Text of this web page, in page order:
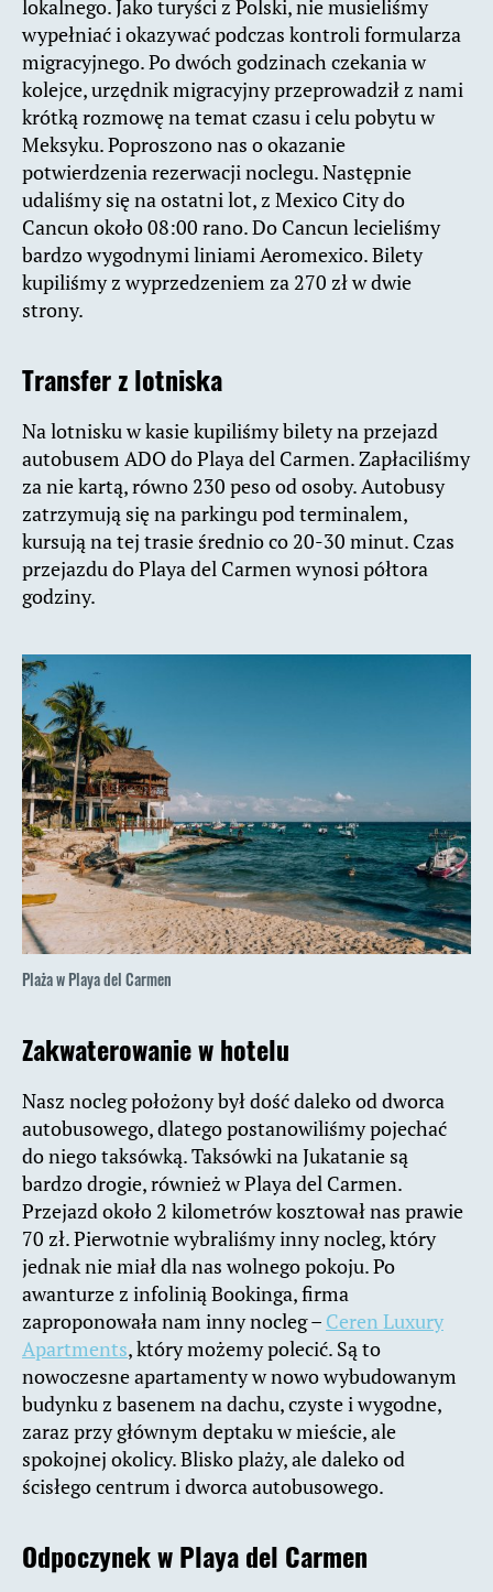
lokalnego. Jako turyści z Polski, nie musieliśmy
wypełniać i okazywać podczas kontroli formularza
migracyjnego. Po dwóch godzinach czekania w
kolejce, urzędnik migracyjny przeprowadził z nami
krótką rozmowę na temat czasu i celu pobytu w
Meksyku. Poproszono nas o okazanie
potwierdzenia rezerwacji noclegu. Następnie
udaliśmy się na ostatni lot, z Mexico City do
Cancun około 08:00 rano. Do Cancun lecieliśmy
bardzo wygodnymi liniami Aeromexico. Bilety
kupiliśmy z wyprzedzeniem za 270 zł w dwie
strony.
Transfer z lotniska
Na lotnisku w kasie kupiliśmy bilety na przejazd
autobusem ADO do Playa del Carmen. Zapłaciliśmy
za nie kartą, równo 230 peso od osoby. Autobusy
zatrzymują się na parkingu pod terminalem,
kursują na tej trasie średnio co 20-30 minut. Czas
przejazdu do Playa del Carmen wynosi półtora
godziny.
Plaża w Playa del Carmen
Zakwaterowanie w hotelu
Nasz nocleg położony był dość daleko od dworca
autobusowego, dlatego postanowiliśmy pojechać
do niego taksówką. Taksówki na Jukatanie są
bardzo drogie, również w Playa del Carmen.
Przejazd około 2 kilometrów kosztował nas prawie
70 zł. Pierwotnie wybraliśmy inny nocleg, który
jednak nie miał dla nas wolnego pokoju. Po
awanturze z infolinią Bookinga, firma
zaproponowała nam inny nocleg – Ceren Luxury
Apartments, który możemy polecić. Są to
nowoczesne apartamenty w nowo wybudowanym
budynku z basenem na dachu, czyste i wygodne,
zaraz przy głównym deptaku w mieście, ale
spokojnej okolicy. Blisko plaży, ale daleko od
ścisłego centrum i dworca autobusowego.
Odpoczynek w Playa del Carmen